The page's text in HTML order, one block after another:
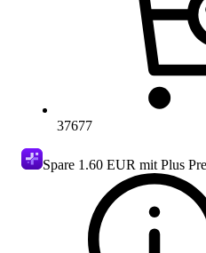
37677
Spare 1.60 EUR mit Plus